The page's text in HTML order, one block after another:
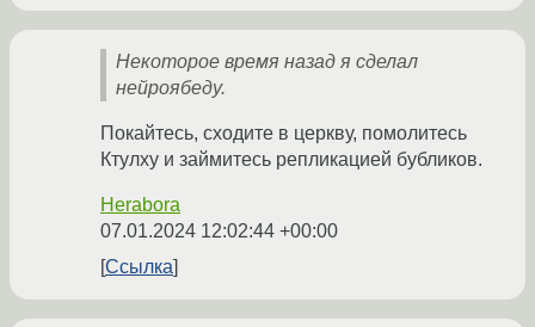
Некоторое время назад я сделал
нейроябеду.
Покайтесь, сходите в церкву, помолитесь
Ктулху и займитесь репликацией бубликов.
Herabora
07.01.2024 12:02:44 +00:00
Ссылка